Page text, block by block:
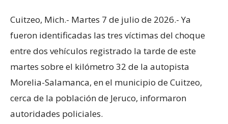
Cuitzeo, Mich.- Martes 7 de julio de 2026.- Ya
fueron identificadas las tres víctimas del choque
entre dos vehículos registrado la tarde de este
martes sobre el kilómetro 32 de la autopista
Morelia-Salamanca, en el municipio de Cuitzeo,
cerca de la población de Jeruco, informaron
autoridades policiales.